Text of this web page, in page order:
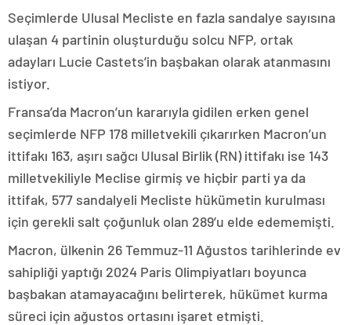
Seçimlerde Ulusal Mecliste en fazla sandalye sayısına
ulaşan 4 partinin oluşturduğu solcu NFP, ortak
adayları Lucie Castets’in başbakan olarak atanmasını
istiyor.
Fransa’da Macron’un kararıyla gidilen erken genel
seçimlerde NFP 178 milletvekili çıkarırken Macron’un
ittifakı 163, aşırı sağcı Ulusal Birlik (RN) ittifakı ise 143
milletvekiliyle Meclise girmiş ve hiçbir parti ya da
ittifak, 577 sandalyeli Mecliste hükümetin kurulması
için gerekli salt çoğunluk olan 289’u elde edememişti.
Macron, ülkenin 26 Temmuz-11 Ağustos tarihlerinde ev
sahipliği yaptığı 2024 Paris Olimpiyatları boyunca
başbakan atamayacağını belirterek, hükümet kurma
süreci için ağustos ortasını işaret etmişti.